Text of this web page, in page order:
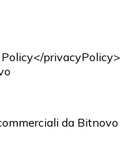
privacyPolicy>
da Bitnovo